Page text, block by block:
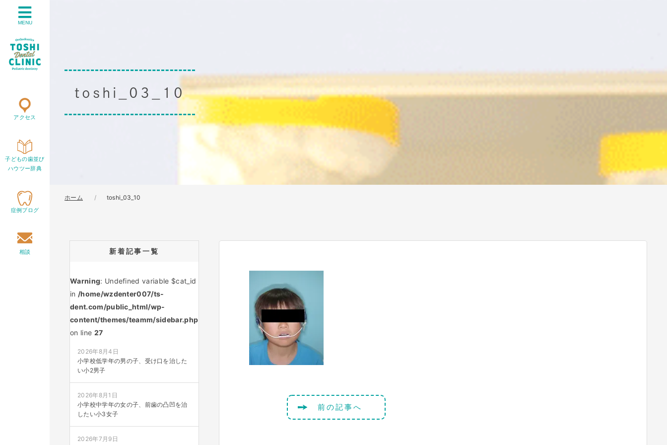
MENU
アクセス
子どもの歯並び
ハウツー辞典
症例ブログ
相談
toshi_03_10
ホーム toshi_03_10
新着記事一覧
Warning: Undefined variable $cat_id
in /home/wzdenter007/ts-
dent.com/public_html/wp-
content/themes/teamm/sidebar.php
on line 27
2026年8月4日
小学校低学年の男の子、受け口を治した
い小2男子
2026年8月1日
小学校中学年の女の子、前歯の凸凹を治
したい小3女子
2026年7月9日
前の記事へ